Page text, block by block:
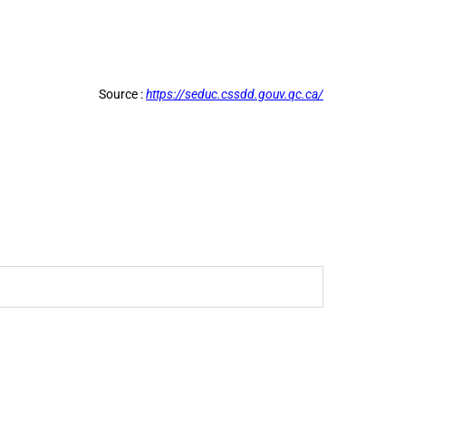
Source :https://seduc.cssdd.gouv.qc.ca/